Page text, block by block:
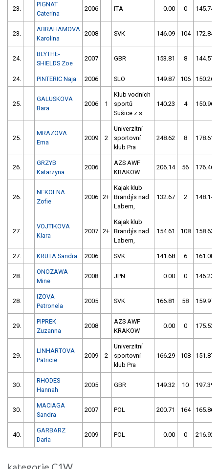
23.
PIGNAT
Caterina
2006 ITA 0.00 0 145.74
23.
ABRAHAMOVA
Karolina
2008 SVK 146.09 104 172.84
24.
BLYTHE-
SHIELDS Zoe
2007 GBR 153.81 8 144.57
24. PINTERIC Naja 2006 SLO 149.87 106 150.26
25.
GALUSKOVA
Bara
2006 1
Klub vodních
sportů
Sušice z.s
140.23 4 150.96
25.
MRAZOVA
Ema
2009 2
Univerzitní
sportovní
klub Pra
248.62 8 178.61
26.
GRZYB
Katarzyna
2006
AZS AWF
KRAKOW
206.14 56 176.46
26.
NEKOLNA
Zofie
2006 2+
Kajak klub
Brandýs nad
Labem,
132.67 2 148.14
27.
VOJTIKOVA
Klara
2007 2+
Kajak klub
Brandýs nad
Labem,
154.61 108 158.62
27. KRUTA Sandra 2006 SVK 141.68 6 161.08
28.
ONOZAWA
Mine
2008 JPN 0.00 0 146.23
28.
IZOVA
Petronela
2005 SVK 166.81 58 159.97
29.
PIPREK
Zuzanna
2008
AZS AWF
KRAKOW
0.00 0 175.53
29.
LINHARTOVA
Patricie
2009 2
Univerzitní
sportovní
klub Pra
166.29 108 151.87
30.
RHODES
Hannah
2005 GBR 149.32 10 197.39
30.
MACIAGA
Sandra
2007 POL 200.71 164 165.86
40.
GARBARZ
Daria
2009 POL 0.00 0 216.92